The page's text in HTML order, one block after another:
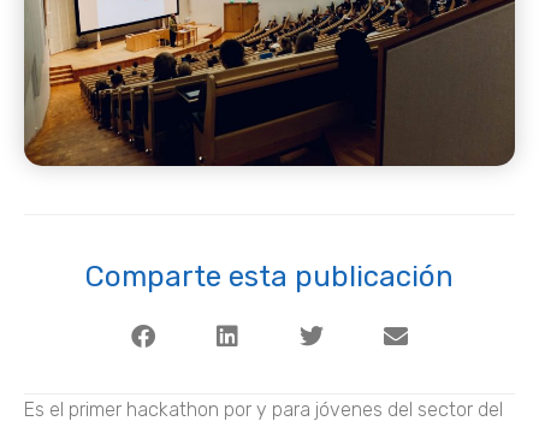
Comparte esta publicación
Es el primer hackathon por y para jóvenes del sector del